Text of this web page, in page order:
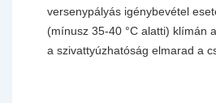
versenypályás igénybevétel
(mínusz 35-40 °C alatti) klímán
a szivattyúzhatóság elmarad a